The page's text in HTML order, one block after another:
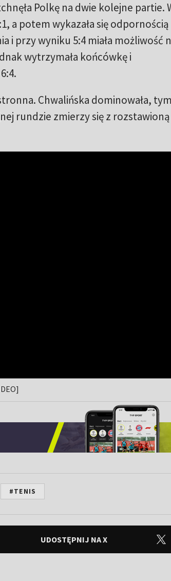
Polkę na dwie kolejne partie.
a potem wykazała się odpornością
i przy wyniku 5:4 miała możliwość
wytrzymała końcówkę i
Chwalińska dominowała, tym
rundzie zmierzy się z
#TENIS
UDOSTĘPNIJ NA X